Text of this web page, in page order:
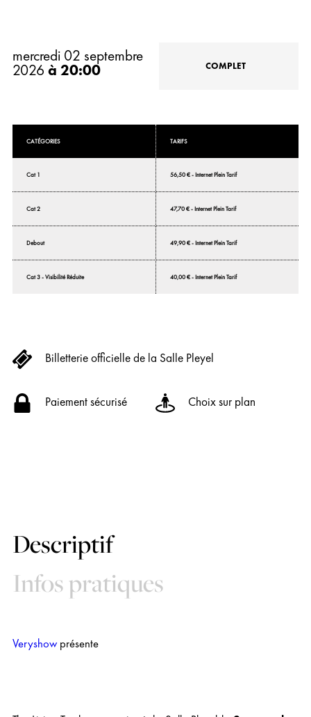
mercredi 02 septembre
2026 à 20:00 COMPLET
CATÉGORIES TARIFS
Cat 1 56,50 € - Internet Plein Tarif
Cat 2 47,70 € - Internet Plein Tarif
Debout 49,90 € - Internet Plein Tarif
Cat 3 - Visibilité Réduite 40,00 € - Internet Plein Tarif
Billetterie officielle de la Salle Pleyel
Paiement sécurisé Choix sur plan
Descriptif
Infos pratiques
Veryshowprésente